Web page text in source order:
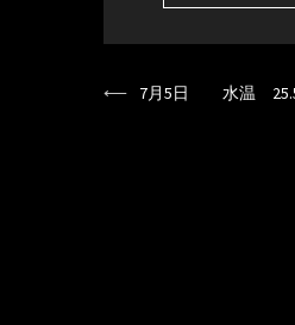
投
⟵ 7月5日 水温